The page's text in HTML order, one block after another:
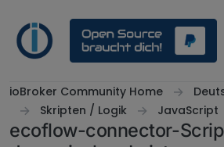
ioBroker Community Home
Skripten / Logik
JavaScript
ecoflow-connector-